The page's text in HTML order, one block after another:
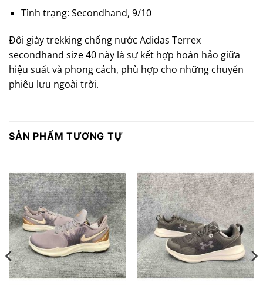
Tình trạng: Secondhand, 9/10
Đôi giày trekking chống nước Adidas Terrex
secondhand size 40 này là sự kết hợp hoàn hảo giữa
hiệu suất và phong cách, phù hợp cho những chuyến
phiêu lưu ngoài trời.
SẢN PHẨM TƯƠNG TỰ